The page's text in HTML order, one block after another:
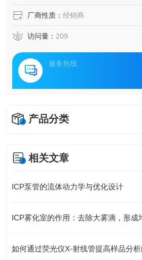
厂商性质： 经销商
访问量： 209
服务热线
产品分类
相关文章
ICP泵管的流体动力学与优化设计
ICP雾化室的作用：去除大雾滴，形成
如何通过荧光仪X-射线管提高样品分析